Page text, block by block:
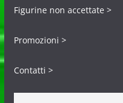
Figurine non accettate >
Promozioni >
Contatti >